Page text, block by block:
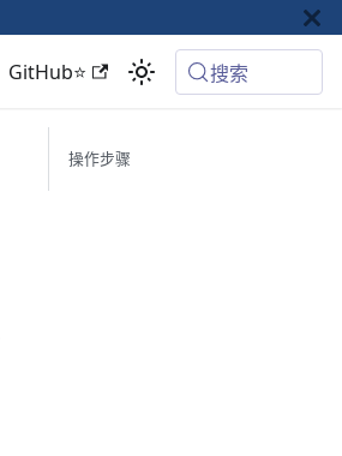
GitHub⭐ 搜索
操作步骤